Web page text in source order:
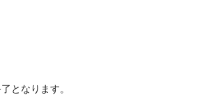
となります。